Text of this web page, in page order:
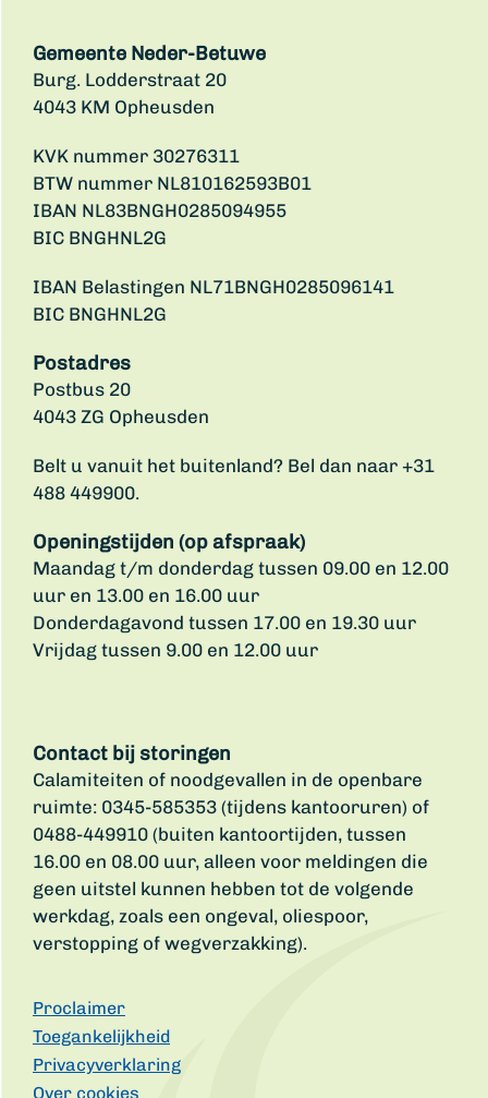
Gemeente Neder-Betuwe
Burg. Lodderstraat 20
4043 KM Opheusden
KVK nummer 30276311
BTW nummer NL810162593B01
IBAN NL83BNGH0285094955
BIC BNGHNL2G
IBAN Belastingen NL71BNGH0285096141
BIC BNGHNL2G
Postadres
Postbus 20
4043 ZG Opheusden
Belt u vanuit het buitenland? Bel dan naar +31
488 449900.
Openingstijden (op afspraak)
Maandag t/m donderdag tussen 09.00 en 12.00
uur en 13.00 en 16.00 uur
Donderdagavond tussen 17.00 en 19.30 uur
Vrijdag tussen 9.00 en 12.00 uur
Contact bij storingen
Calamiteiten of noodgevallen in de openbare
ruimte: 0345-585353 (tijdens kantooruren) of
0488-449910 (buiten kantoortijden, tussen
16.00 en 08.00 uur, alleen voor meldingen die
geen uitstel kunnen hebben tot de volgende
werkdag, zoals een ongeval, oliespoor,
verstopping of wegverzakking).
Proclaimer
Toegankelijkheid
Privacyverklaring
Over cookies